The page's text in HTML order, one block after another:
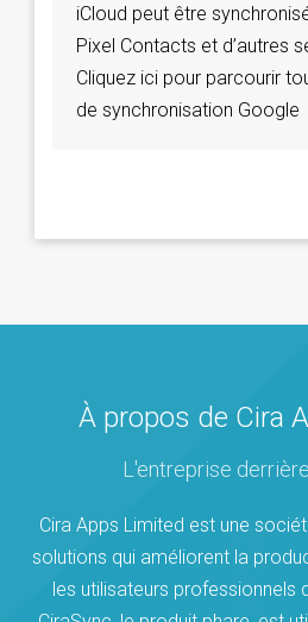
iCloud peut être
Pixel Contacts et d’autres
Cliquez ici pour parcourir
de synchronisation Google
À propos de Cira
L'entreprise
Cira Apps Limited est une
solutions qui améliorent la
les utilisateurs professionnels